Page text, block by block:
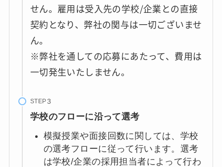
せん。雇用は受入先の学校/企業との直接
契約となり、弊社の関与は一切ございませ
ん。
※弊社を通しての応募にあたって、費用は
一切発生いたしません。
STEP
学校のフローに沿って選考
模擬授業や面接回数に関しては、学校
の選考フローに従って行います。選考
は学校/企業の採用担当者によって行わ